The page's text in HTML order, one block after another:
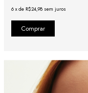
6 x de R$24,98 sem juros